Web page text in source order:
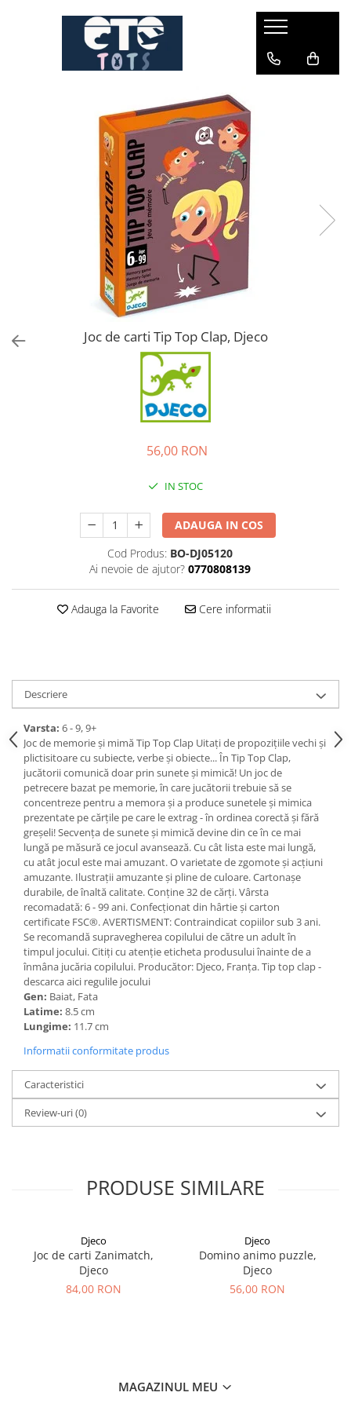
CĂRUCIOARE & SCAUNE AUTO
cărucioare U-GROW
scaune auto pentru avion
accesorii cărucioare
accesorii scaun auto
accesorii scaun avion
Joc de carti Tip Top Clap, Djeco
56,00 RON
IN STOC
ADAUGA IN COS
Cod Produs: BO-DJ05120
Ai nevoie de ajutor? 0770808139
Adauga la Favorite Cere informatii
Descriere
Varsta: 6 - 9, 9+
Joc de memorie și mimă Tip Top Clap Uitați de propozițiile vechi și
plictisitoare cu subiecte, verbe și obiecte... În Tip Top Clap,
jucătorii comunică doar prin sunete și mimică! Un joc de
petrecere bazat pe memorie, în care jucătorii trebuie să se
concentreze pentru a memora și a produce sunetele și mimica
prezentate pe cărțile pe care le extrag - în ordinea corectă și fără
greșeli! Secvența de sunete și mimică devine din ce în ce mai
lungă pe măsură ce jocul avansează. Cu cât lista este mai lungă,
cu atât jocul este mai amuzant. O varietate de zgomote și acțiuni
amuzante. Ilustrații amuzante și pline de culoare. Cartonașe
durabile, de înaltă calitate. Conţine 32 de cărţi. Vârsta
recomadată: 6 - 99 ani. Confecționat din hârtie și carton
certificate FSC®. AVERTISMENT: Contraindicat copiilor sub 3 ani.
Se recomandă supravegherea copilului de către un adult în
timpul jocului. Citiți cu atenție eticheta produsului înainte de a
înmâna jucăria copilului. Producător: Djeco, Franța. Tip top clap -
descarca aici regulile jocului
Gen: Baiat, Fata
Latime: 8.5 cm
Lungime: 11.7 cm
Informatii conformitate produs
Caracteristici
Review-uri(0)
PRODUSE SIMILARE
Djeco
Joc de carti Zanimatch,
Djeco
84,00 RON
Djeco
Domino animo puzzle,
Djeco
56,00 RON
MAGAZINUL MEU